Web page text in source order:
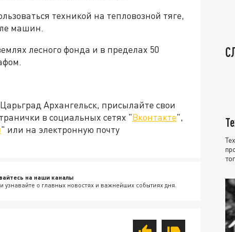
техникой на тепловозной тяге,
машин.
лесного фонда и в пределах 50
Архангельск, присылайте свои
в социальных сетях "Вконтакте",
" или на электронную почту
на наши каналы
узнавайте о главных новостях и важнейших событиях дня.